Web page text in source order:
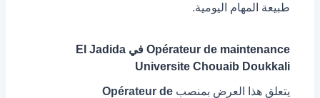
طبيعة المهام اليومية.
Opérateur de maintenance في El Jadida
Universite Chouaib Doukkali
يتعلق هذا العرض بمنصب Opérateur de